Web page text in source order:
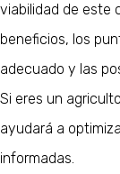
viabilidad de este
beneficios, los
adecuado y las
Si eres un
ayudará a
informadas.